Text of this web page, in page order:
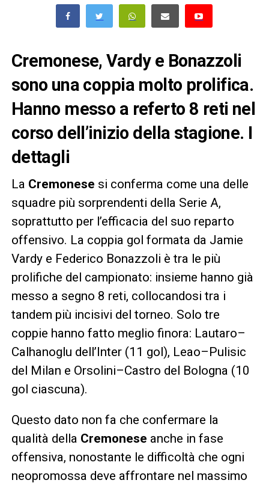
Cremonese, Vardy e Bonazzoli
sono una coppia molto prolifica.
Hanno messo a referto 8 reti nel
corso dell’inizio della stagione. I
dettagli
La Cremonese si conferma come una delle
squadre più sorprendenti della Serie A,
soprattutto per l’efficacia del suo reparto
offensivo. La coppia gol formata da Jamie
Vardy e Federico Bonazzoli è tra le più
prolifiche del campionato: insieme hanno già
messo a segno 8 reti, collocandosi tra i
tandem più incisivi del torneo. Solo tre
coppie hanno fatto meglio finora: Lautaro–
Calhanoglu dell’Inter (11 gol), Leao–Pulisic
del Milan e Orsolini–Castro del Bologna (10
gol ciascuna).
Questo dato non fa che confermare la
qualità della Cremonese anche in fase
offensiva, nonostante le difficoltà che ogni
neopromossa deve affrontare nel massimo